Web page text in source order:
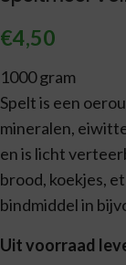
€4,50
1000 gram
Spelt is een
mineralen,
en is licht
brood, koekjes,
bindmiddel in
Uit voorraad